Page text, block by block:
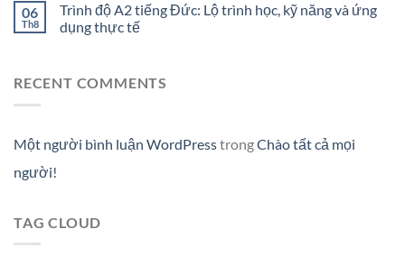
06
Th8
Trình độ A2 tiếng Đức: Lộ trình học, kỹ năng và ứng
dụng thực tế
RECENT COMMENTS
Một người bình luận WordPresstrongChào tất cả mọi
người!
TAG CLOUD